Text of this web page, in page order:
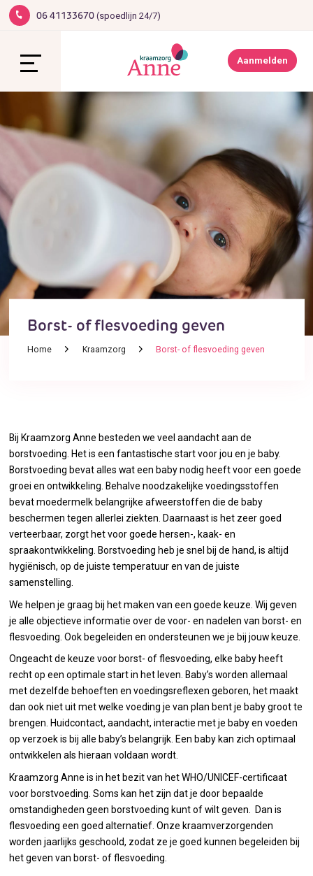
06 41133670 (spoedlijn 24/7)
Aanmelden
Borst- of flesvoeding geven
Home Kraamzorg Borst- of flesvoeding geven
Bij Kraamzorg Anne besteden we veel aandacht aan de
borstvoeding. Het is een fantastische start voor jou en je baby.
Borstvoeding bevat alles wat een baby nodig heeft voor een goede
groei en ontwikkeling. Behalve noodzakelijke voedingsstoffen
bevat moedermelk belangrijke afweerstoffen die de baby
beschermen tegen allerlei ziekten. Daarnaast is het zeer goed
verteerbaar, zorgt het voor goede hersen-, kaak- en
spraakontwikkeling. Borstvoeding heb je snel bij de hand, is altijd
hygiënisch, op de juiste temperatuur en van de juiste
samenstelling.
We helpen je graag bij het maken van een goede keuze. Wij geven
je alle objectieve informatie over de voor- en nadelen van borst- en
flesvoeding. Ook begeleiden en ondersteunen we je bij jouw keuze.
Ongeacht de keuze voor borst- of flesvoeding, elke baby heeft
recht op een optimale start in het leven. Baby’s worden allemaal
met dezelfde behoeften en voedingsreflexen geboren, het maakt
dan ook niet uit met welke voeding je van plan bent je baby groot te
brengen. Huidcontact, aandacht, interactie met je baby en voeden
op verzoek is bij alle baby’s belangrijk. Een baby kan zich optimaal
ontwikkelen als hieraan voldaan wordt.
Kraamzorg Anne is in het bezit van het WHO/UNICEF-certificaat
voor borstvoeding. Soms kan het zijn dat je door bepaalde
omstandigheden geen borstvoeding kunt of wilt geven. Dan is
flesvoeding een goed alternatief. Onze kraamverzorgenden
worden jaarlijks geschoold, zodat ze je goed kunnen begeleiden bij
het geven van borst- of flesvoeding.